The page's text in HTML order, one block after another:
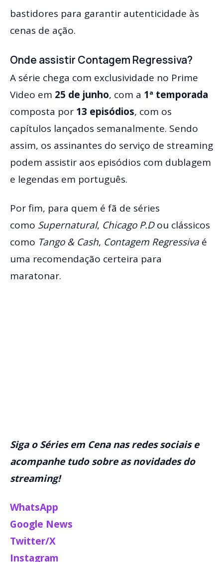
bastidores para garantir autenticidade às
cenas de ação.
Onde assistir Contagem Regressiva?
A série chega com exclusividade no Prime
Video em 25 de junho, com a 1ª temporada
composta por 13 episódios, com os
capítulos lançados semanalmente. Sendo
assim, os assinantes do serviço de streaming
podem assistir aos episódios com dublagem
e legendas em português.
Por fim, para quem é fã de séries
como Supernatural, Chicago P.Dou clássicos
como Tango & Cash, Contagem Regressiva é
uma recomendação certeira para
maratonar.
Siga o Séries em Cena nas redes sociais e
acompanhe tudo sobre as novidades do
streaming!
WhatsApp
Google News
Twitter/X
Instagram